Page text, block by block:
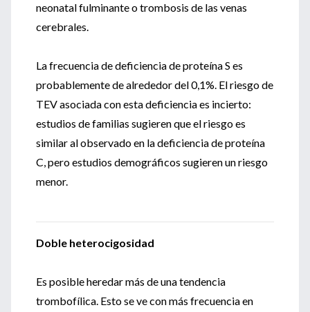
neonatal fulminante o trombosis de las venas
cerebrales.
La frecuencia de deficiencia de proteína S es
probablemente de alrededor del 0,1%. El riesgo de
TEV asociada con esta deficiencia es incierto:
estudios de familias sugieren que el riesgo es
similar al observado en la deficiencia de proteína
C, pero estudios demográficos sugieren un riesgo
menor.
Doble heterocigosidad
Es posible heredar más de una tendencia
trombofílica. Esto se ve con más frecuencia en